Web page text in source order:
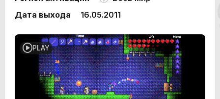
Дата выхода
16.05.2011
PLAY